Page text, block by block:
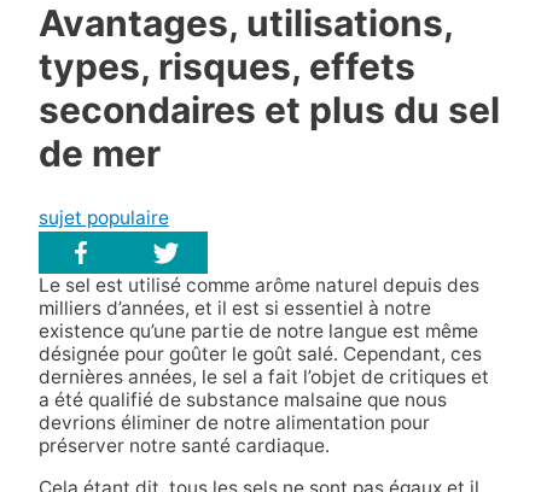
Avantages, utilisations,
types, risques, effets
secondaires et plus du sel
de mer
sujet populaire
Le sel est utilisé comme arôme naturel depuis des
milliers d’années, et il est si essentiel à notre
existence qu’une partie de notre langue est même
désignée pour goûter le goût salé. Cependant, ces
dernières années, le sel a fait l’objet de critiques et
a été qualifié de substance malsaine que nous
devrions éliminer de notre alimentation pour
préserver notre santé cardiaque.